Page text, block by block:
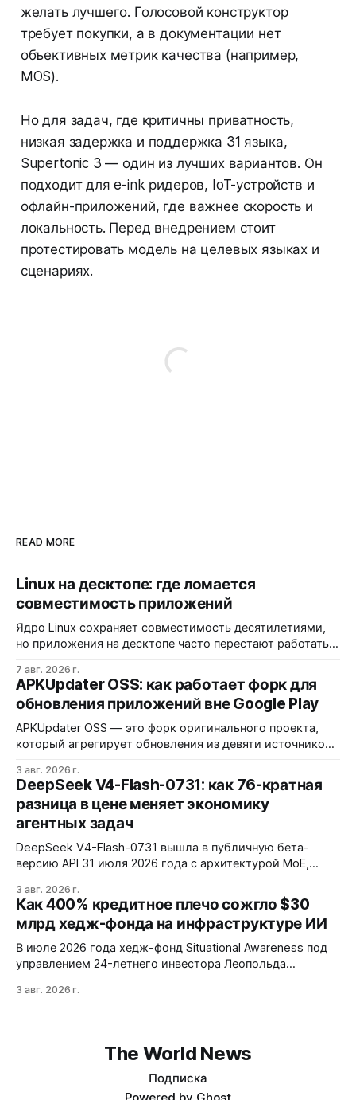
желать лучшего. Голосовой конструктор
требует покупки, а в документации нет
объективных метрик качества (например,
MOS).
Но для задач, где критичны приватность,
низкая задержка и поддержка 31 языка,
Supertonic 3 — один из лучших вариантов. Он
подходит для e-ink ридеров, IoT-устройств и
офлайн-приложений, где важнее скорость и
локальность. Перед внедрением стоит
протестировать модель на целевых языках и
сценариях.
READ MORE
Linux на десктопе: где ломается
совместимость приложений
Ядро Linux сохраняет совместимость десятилетиями,
но приложения на десктопе часто перестают работать
Разработчики обвиняют GNOME и дистрибутивы в
создании искусственных барьеров, а пользователи
платят за это нестабильностью.
7 авг. 2026 г.
APKUpdater OSS: как работает форк для
обновления приложений вне Google Play
APKUpdater OSS — это форк оригинального проекта,
который агрегирует обновления из девяти источников,
установку через Session Installer, Root или Shizuku, но
требует ручной проверки безопасности APK и зависит
от качества метаданных в источниках.
3 авг. 2026 г.
DeepSeek V4-Flash-0731: как 76-кратная
разница в цене меняет экономику
агентных задач
DeepSeek V4-Flash-0731 вышла в публичную бета-
версию API 31 июля 2026 года с архитектурой MoE,
1M токенов. При типичной агентной нагрузке модель
обходится в $0,0096 за запуск против $0,7324 у Claude
Opus 4.8, но уступает в задачах с vision и comp…
3 авг. 2026 г.
Как 400% кредитное плечо сожгло $30
млрд хедж-фонда на инфраструктуре ИИ
В июле 2026 года хедж-фонд Situational Awareness под
управлением 24-летнего инвестора Леопольда
потеряв $30 млрд за месяц. Причина — маржин-коллы
3 авг. 2026 г.
The World News
Подписка